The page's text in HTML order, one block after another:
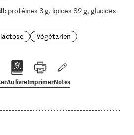
protéines 3 g, lipides 82 g, glucides
Végétarien
Au livreImprimerNotes